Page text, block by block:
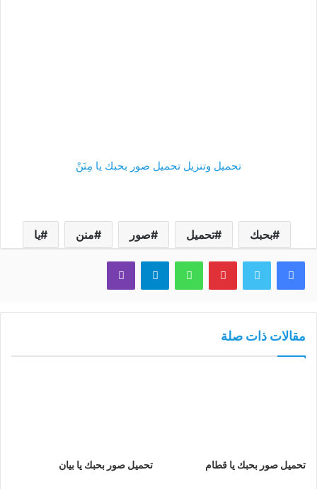
تحميل وتنزيل تحميل صور بحبك يا مِنَنْ
بحبك تحميل صور منن يا
فيسبوك تويتر بينتيريستواتساب تيلقرام ڤايبر
مقالات ذات صلة
تحميل صور بحبك يا قطام تحميل صور بحبك يا بيان